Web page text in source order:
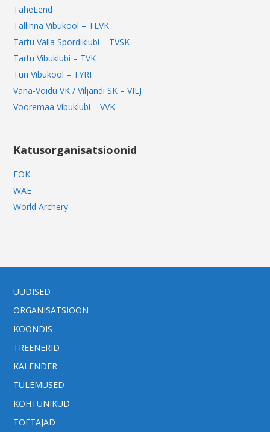
TäheLend
Tallinna Vibukool – TLVK
Tartu Valla Spordiklubi – TVSK
Tartu Vibuklubi – TVK
Türi Vibukool – TYRI
Vana-Võidu VK / Viljandi SK – VILJ
Vooremaa Vibuklubi – VVK
Katusorganisatsioonid
EOK
WAE
World Archery
UUDISED
ORGANISATSIOON
KOONDIS
TREENERID
KALENDER
TULEMUSED
KOHTUNIKUD
TOETAJAD